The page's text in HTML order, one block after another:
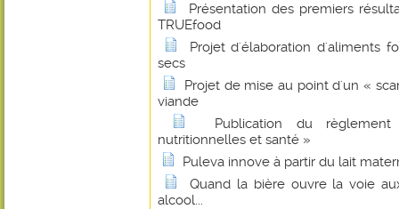
Présentation des premiers
TRUEfood
Projet d'élaboration d'aliments
secs
Projet de mise au point d'un «
viande
Publication du
nutritionnelles et santé »
Puleva innove à partir du lait
Quand la bière ouvre la voie
alcool...